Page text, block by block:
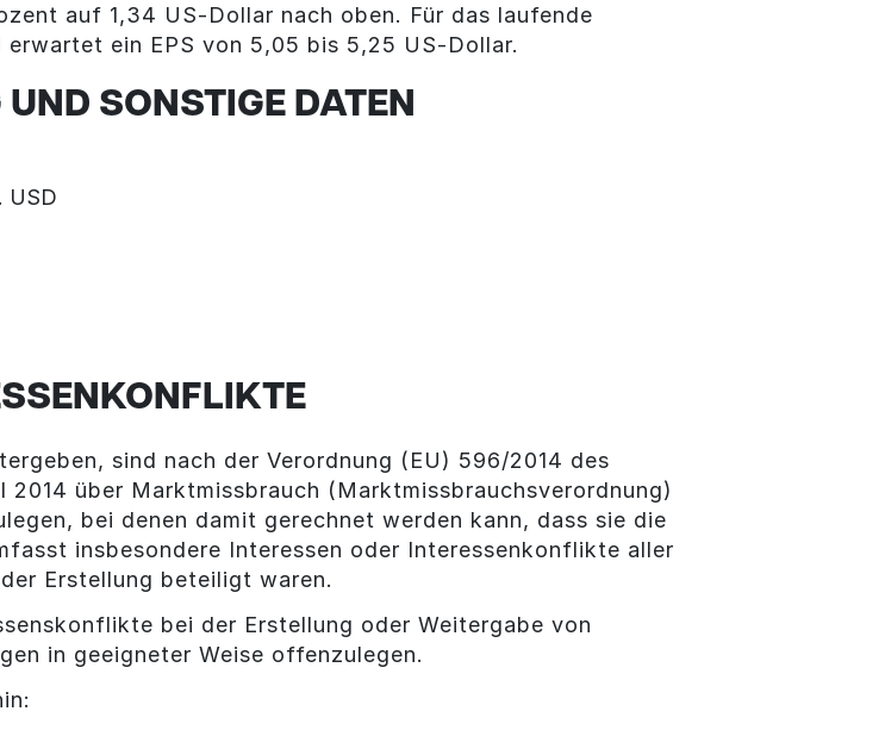
auf 1,34 US-Dollar nach oben. Für das laufende
ein EPS von 5,05 bis 5,25 US-Dollar.
SONSTIGE DATEN
USD
sind nach der Verordnung (EU) 596/2014 des
2014 über Marktmissbrauch (Marktmissbrauchsverordnung)
bei denen damit gerechnet werden kann, dass sie die
insbesondere Interessen oder Interessenkonflikte aller
Erstellung beteiligt waren.
bei der Erstellung oder Weitergabe von
in geeigneter Weise offenzulegen.